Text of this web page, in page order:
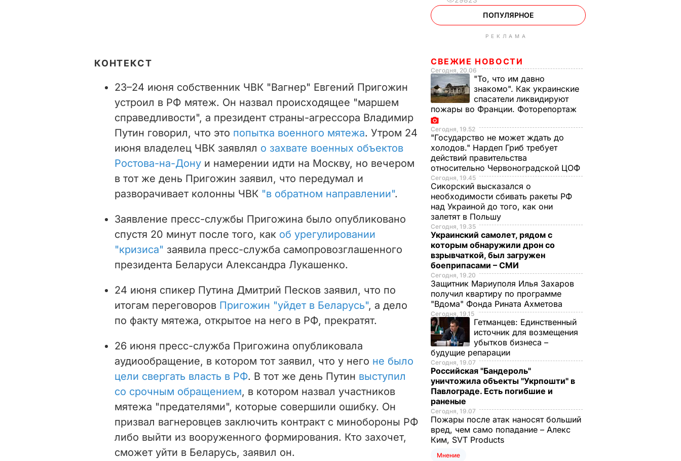
КОНТЕКСТ
23–24 июня собственник ЧВК "Вагнер" Евгений Пригожин
устроил в РФ мятеж. Он назвал происходящее "маршем
справедливости", а президент страны-агрессора Владимир
Путин говорил, что это попытка военного мятежа. Утром 24
июня владелец ЧВК заявлял о захвате военных объектов
Ростова-на-Дону и намерении идти на Москву, но вечером
в тот же день Пригожин заявил, что передумал и
разворачивает колонны ЧВК "в обратном направлении".
Заявление пресс-службы Пригожина было опубликовано
спустя 20 минут после того, как об урегулировании
"кризиса" заявила пресс-служба самопровозглашенного
президента Беларуси Александра Лукашенко.
24 июня спикер Путина Дмитрий Песков заявил, что по
итогам переговоров Пригожин "уйдет в Беларусь", а дело
по факту мятежа, открытое на него в РФ, прекратят.
26 июня пресс-служба Пригожина опубликовала
аудиообращение, в котором тот заявил, что у него не было
цели свергать власть в РФ. В тот же день Путин выступил
со срочным обращением, в котором назвал участников
мятежа "предателями", которые совершили ошибку. Он
призвал вагнеровцев заключить контракт с минобороны РФ
либо выйти из вооруженного формирования. Кто захочет,
сможет уйти в Беларусь, заявил он.
ПОПУЛЯРНОЕ
РЕКЛАМА
СВЕЖИЕ НОВОСТИ
Сегодня, 20.06
"То, что им давно
знакомо". Как украинские
спасатели ликвидируют
пожары во Франции. Фоторепортаж
Сегодня, 19.52
"Государство не может ждать до
холодов." Нардеп Гриб требует
действий правительства
относительно Червоноградской ЦОФ
Сегодня, 19.45
Сикорский высказался о
необходимости сбивать ракеты РФ
над Украиной до того, как они
залетят в Польшу
Сегодня, 19.35
Украинский самолет, рядом с
которым обнаружили дрон со
взрывчаткой, был загружен
боеприпасами – СМИ
Сегодня, 19.20
Защитник Мариуполя Илья Захаров
получил квартиру по программе
"Вдома" Фонда Рината Ахметова
Сегодня, 19.15
Гетманцев: Единственный
источник для возмещения
убытков бизнеса –
будущие репарации
Сегодня, 19.07
Российская "Бандероль"
уничтожила объекты "Укрпошти" в
Павлограде. Есть погибшие и
раненые
Сегодня, 19.07
Пожары после атак наносят больший
вред, чем само попадание – Алекс
Ким, SVT Products
Мнение